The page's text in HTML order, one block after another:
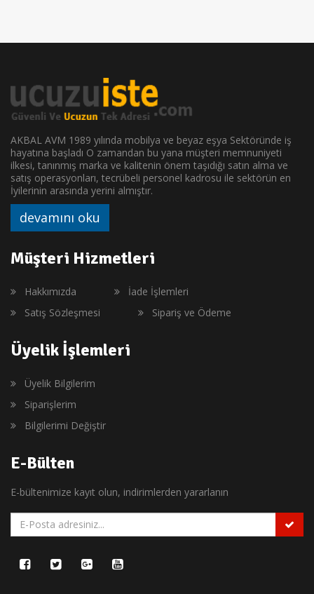
AKBAL AVM 1989 yılında mobilya ve beyaz eşya Sektöründe iş
hayatına başladı O zamandan bu yana müşteri memnuniyeti
ilkesi, tanınmış marka ve kalitenin önem taşıdığı satın alma ve
satış operasyonları, tecrübeli personel kadrosu ile sektörün en
İyilerinin arasında yerini almıştır.
devamını oku
Müşteri Hizmetleri
Hakkımızda
İade İşlemleri
Satış Sözleşmesi
Sipariş ve Ödeme
Üyelik İşlemleri
Üyelik Bilgilerim
Siparişlerim
Bilgilerimi Değiştir
E-Bülten
E-bültenimize kayıt olun, indirimlerden yararlanın